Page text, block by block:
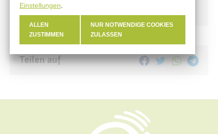
Öffentliche Auslegungen
Teilen auf
Einstellungen
ALLEN
ZUSTIMMEN
NUR NOTWENDIGE COOKIES
ZULASSEN